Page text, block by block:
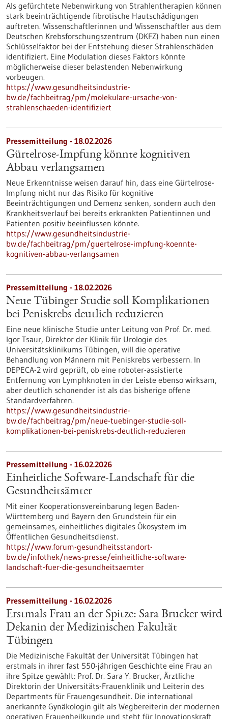
Als gefürchtete Nebenwirkung von Strahlentherapien können
stark beeinträchtigende fibrotische Hautschädigungen
auftreten. Wissenschaftlerinnen und Wissenschaftler aus dem
Deutschen Krebsforschungszentrum (DKFZ) haben nun einen
Schlüsselfaktor bei der Entstehung dieser Strahlenschäden
identifiziert. Eine Modulation dieses Faktors könnte
möglicherweise dieser belastenden Nebenwirkung
vorbeugen.
https://www.gesundheitsindustrie-
bw.de/fachbeitrag/pm/molekulare-ursache-von-
strahlenschaeden-identifiziert
Pressemitteilung - 18.02.2026
Gürtelrose-Impfung könnte kognitiven
Abbau verlangsamen
Neue Erkenntnisse weisen darauf hin, dass eine Gürtelrose-
Impfung nicht nur das Risiko für kognitive
Beeinträchtigungen und Demenz senken, sondern auch den
Krankheitsverlauf bei bereits erkrankten Patientinnen und
Patienten positiv beeinflussen könnte.
https://www.gesundheitsindustrie-
bw.de/fachbeitrag/pm/guertelrose-impfung-koennte-
kognitiven-abbau-verlangsamen
Pressemitteilung - 18.02.2026
Neue Tübinger Studie soll Komplikationen
bei Peniskrebs deutlich reduzieren
Eine neue klinische Studie unter Leitung von Prof. Dr. med.
Igor Tsaur, Direktor der Klinik für Urologie des
Universitätsklinikums Tübingen, will die operative
Behandlung von Männern mit Peniskrebs verbessern. In
DEPECA-2 wird geprüft, ob eine roboter-assistierte
Entfernung von Lymphknoten in der Leiste ebenso wirksam,
aber deutlich schonender ist als das bisherige offene
Standardverfahren.
https://www.gesundheitsindustrie-
bw.de/fachbeitrag/pm/neue-tuebinger-studie-soll-
komplikationen-bei-peniskrebs-deutlich-reduzieren
Pressemitteilung - 16.02.2026
Einheitliche Software-Landschaft für die
Gesundheitsämter
Mit einer Kooperationsvereinbarung legen Baden-
Württemberg und Bayern den Grundstein für ein
gemeinsames, einheitliches digitales Ökosystem im
Öffentlichen Gesundheitsdienst.
https://www.forum-gesundheitsstandort-
bw.de/infothek/news-presse/einheitliche-software-
landschaft-fuer-die-gesundheitsaemter
Pressemitteilung - 16.02.2026
Erstmals Frau an der Spitze: Sara Brucker wird
Dekanin der Medizinischen Fakultät
Tübingen
Die Medizinische Fakultät der Universität Tübingen hat
erstmals in ihrer fast 550-jährigen Geschichte eine Frau an
ihre Spitze gewählt: Prof. Dr. Sara Y. Brucker, Ärztliche
Direktorin der Universitäts-Frauenklinik und Leiterin des
Departments für Frauengesundheit. Die international
anerkannte Gynäkologin gilt als Wegbereiterin der modernen
operativen Frauenheilkunde und steht für Innovationskraft